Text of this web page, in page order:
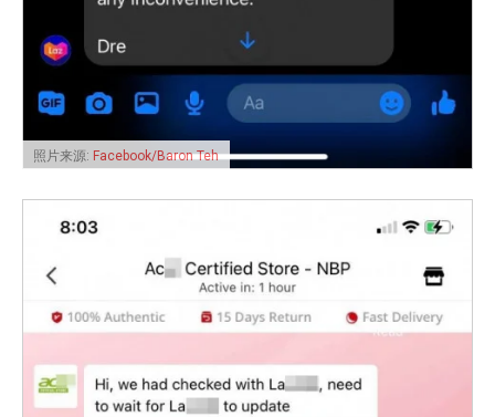
照片来源: Facebook/Baron Teh